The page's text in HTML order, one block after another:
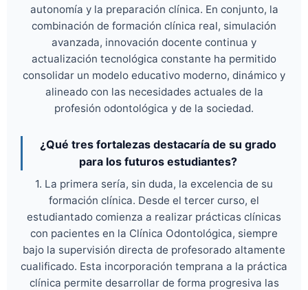
autonomía y la preparación clínica. En conjunto, la
combinación de formación clínica real, simulación
avanzada, innovación docente continua y
actualización tecnológica constante ha permitido
consolidar un modelo educativo moderno, dinámico y
alineado con las necesidades actuales de la
profesión odontológica y de la sociedad.
¿Qué tres fortalezas destacaría de su grado
para los futuros estudiantes?
1. La primera sería, sin duda, la excelencia de su
formación clínica. Desde el tercer curso, el
estudiantado comienza a realizar prácticas clínicas
con pacientes en la Clínica Odontológica, siempre
bajo la supervisión directa de profesorado altamente
cualificado. Esta incorporación temprana a la práctica
clínica permite desarrollar de forma progresiva las